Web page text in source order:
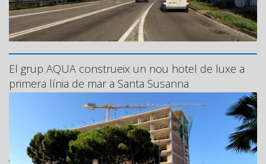
El grup AQUA construeix un nou hotel de luxe a
primera línia de mar a Santa Susanna